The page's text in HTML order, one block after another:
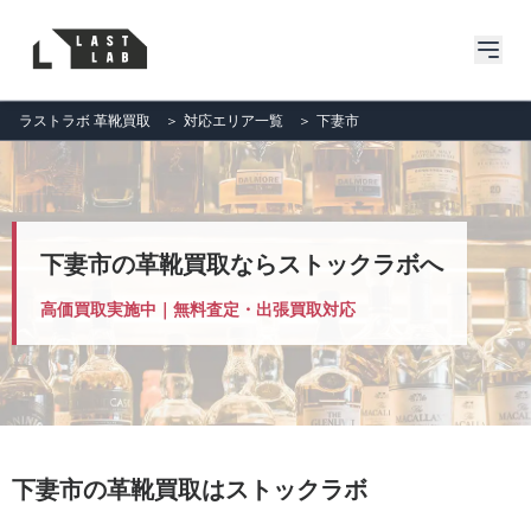
ラストラボ 革靴買取 ＞ 対応エリア一覧 ＞ 下妻市
下妻市の革靴買取ならストックラボへ
高価買取実施中｜無料査定・出張買取対応
下妻市の革靴買取はストックラボ